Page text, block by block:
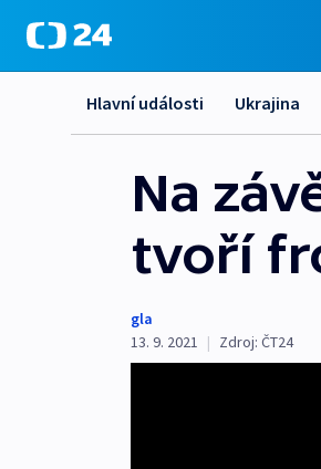
Hlavní události Ukrajina
Na
tvoří
gla
13. 9. 2021 | Zdroj: ČT24